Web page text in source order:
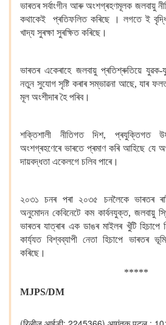
ভাৰতৰ সৰ্বাংগীন আৰু অংশগ্ৰহণমূলক জলবায়ু
কথাকেই প্ৰতিফলিত কৰিছে । লগতে ই
খাদ্য সুৰক্ষা সুৰক্ষিত কৰিছে।
ভাৰতৰ একেৰাহে জলবায়ু প্ৰতিশ্ৰুতিয়ে
নতুন সুযোগ সৃষ্টি কৰাৰ সম্ভাৱনা আছে, যাৰ
মূল অংশীদাৰ হৈ পৰিব।
শক্তিশালী নীতিগত দিশ, প্ৰযুক্তিগত
অংশগ্ৰহণেৰে ভাৰতে প্ৰমাণ কৰি আহিছে যে
দায়বদ্ধতা একেলগে চলিব পাৰে।
২০৩১ চনৰ পৰা ২০৩৫ চনলৈকে ভাৰতৰ
অনুমোদন কেবিনেটে কম কাৰ্বনযুক্ত, জলবায়ু
ভাৰতৰ যাত্ৰাৰ এক ডাঙৰ মাইলৰ খুঁটি হিচাপে
কাৰ্য্যত বিশ্বব্যাপী নেতা হিচাপে ভাৰতৰ
কৰিছে।
*****
MJPS/DM